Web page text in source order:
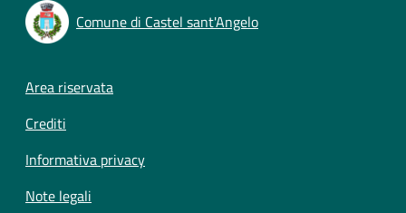
Comune di Castel sant'Angelo
Footer menu
Area riservata
Crediti
Informativa privacy
Note legali